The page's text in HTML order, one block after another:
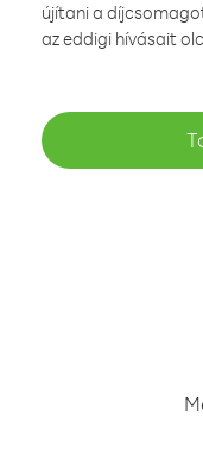
újítani a
az eddigi hívásait